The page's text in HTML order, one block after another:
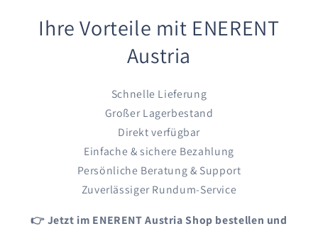
Ihre Vorteile mit ENERENT
Austria
Schnelle Lieferung
Großer Lagerbestand
Direkt verfügbar
Einfache & sichere Bezahlung
Persönliche Beratung & Support
Zuverlässiger Rundum-Service
👉 Jetzt im ENERENT Austria Shop bestellen und